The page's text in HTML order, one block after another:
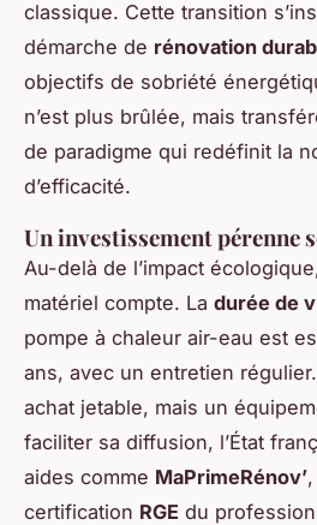
classique. Cette transition
démarche de rénovation
objectifs de sobriété
n’est plus brûlée, mais
de paradigme qui redéfinit la
d’efficacité.
Un investissement pérenne
Au-delà de l’impact
matériel compte. La durée de
pompe à chaleur air-eau est
ans, avec un entretien
achat jetable, mais un
faciliter sa diffusion, l’État
aides comme MaPrimeRénov’
certification RGE du